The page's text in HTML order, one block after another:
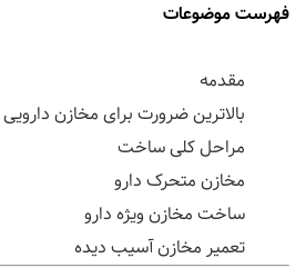
فهرست موضوعات
مقدمه
بالاترین ضرورت برای مخازن دارویی
مراحل کلی ساخت
مخازن متحرک دارو
ساخت مخازن ویژه دارو
تعمیر مخازن آسیب دیده